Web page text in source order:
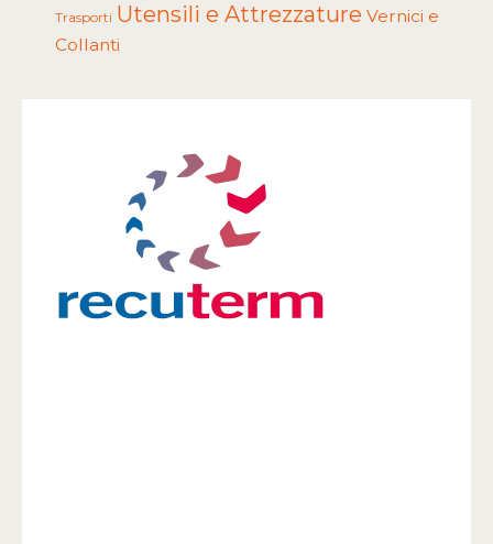
Trasporti Utensili e Attrezzature Vernici e
Collanti